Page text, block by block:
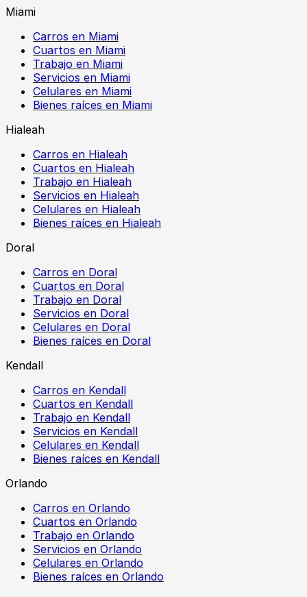
Miami
Carros en Miami
Cuartos en Miami
Trabajo en Miami
Servicios en Miami
Celulares en Miami
Bienes raíces en Miami
Hialeah
Carros en Hialeah
Cuartos en Hialeah
Trabajo en Hialeah
Servicios en Hialeah
Celulares en Hialeah
Bienes raíces en Hialeah
Doral
Carros en Doral
Cuartos en Doral
Trabajo en Doral
Servicios en Doral
Celulares en Doral
Bienes raíces en Doral
Kendall
Carros en Kendall
Cuartos en Kendall
Trabajo en Kendall
Servicios en Kendall
Celulares en Kendall
Bienes raíces en Kendall
Orlando
Carros en Orlando
Cuartos en Orlando
Trabajo en Orlando
Servicios en Orlando
Celulares en Orlando
Bienes raíces en Orlando